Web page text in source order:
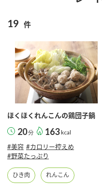
お酢ドリンク
新商品一覧
キャンペーン情報
ブランド・スペシャルサイト
ブランド・スペシャルサイ
商品ブランドサイト
くらしプラ酢
カンタン酢
企業情報
国内事業概要
ミツカングループについて
19 件
ほくほくれんこんの鶏団子鍋
20分 163 kcal
#美容 #カロリー控えめ
#野菜たっぷり
ひき肉 れんこん